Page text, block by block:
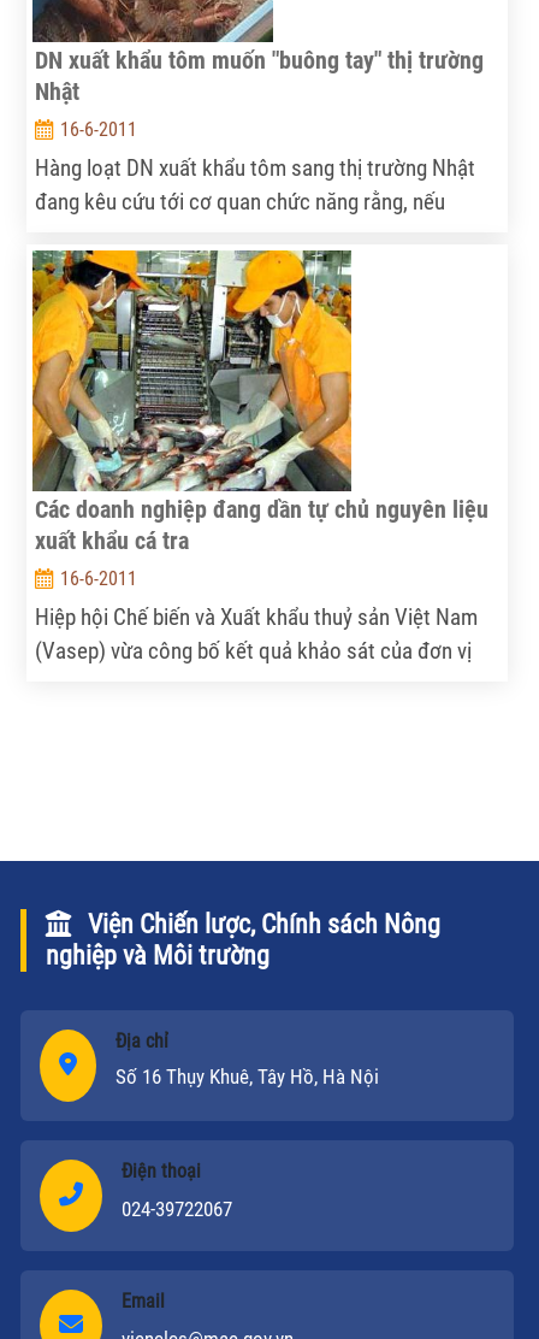
DN xuất khẩu tôm muốn "buông tay" thị trường
Nhật
16-6-2011
Hàng loạt DN xuất khẩu tôm sang thị trường Nhật
đang kêu cứu tới cơ quan chức năng rằng, nếu
“buông tay” với thị trường Nhật là hiển hiện.
Các doanh nghiệp đang dần tự chủ nguyên liệu
xuất khẩu cá tra
16-6-2011
Hiệp hội Chế biến và Xuất khẩu thuỷ sản Việt Nam
(Vasep) vừa công bố kết quả khảo sát của đơn vị
Viện Chiến lược, Chính sách Nông
nghiệp và Môi trường
Địa chỉ
Số 16 Thụy Khuê, Tây Hồ, Hà Nội
Điện thoại
024-39722067
Email